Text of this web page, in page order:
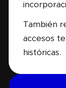
También
accesos
históricas.